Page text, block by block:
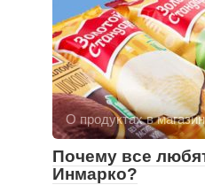
О продуктах в
Почему все
Инмарко?